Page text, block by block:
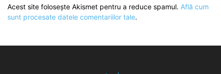
Acest site folosește Akismet pentru a reduce spamul. Află cum
sunt procesate datele comentariilor tale.